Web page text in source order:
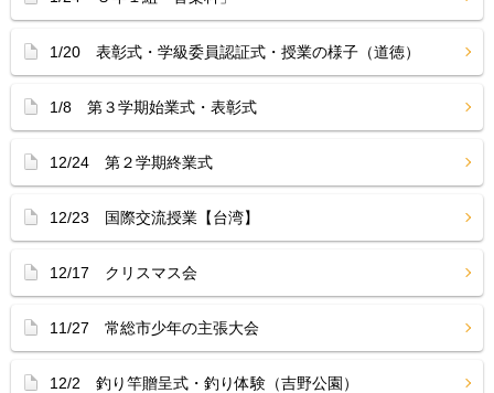
1/20 表彰式・学級委員認証式・授業の様子（道徳）
1/8 第３学期始業式・表彰式
12/24 第２学期終業式
12/23 国際交流授業【台湾】
12/17 クリスマス会
11/27 常総市少年の主張大会
12/2 釣り竿贈呈式・釣り体験（吉野公園）